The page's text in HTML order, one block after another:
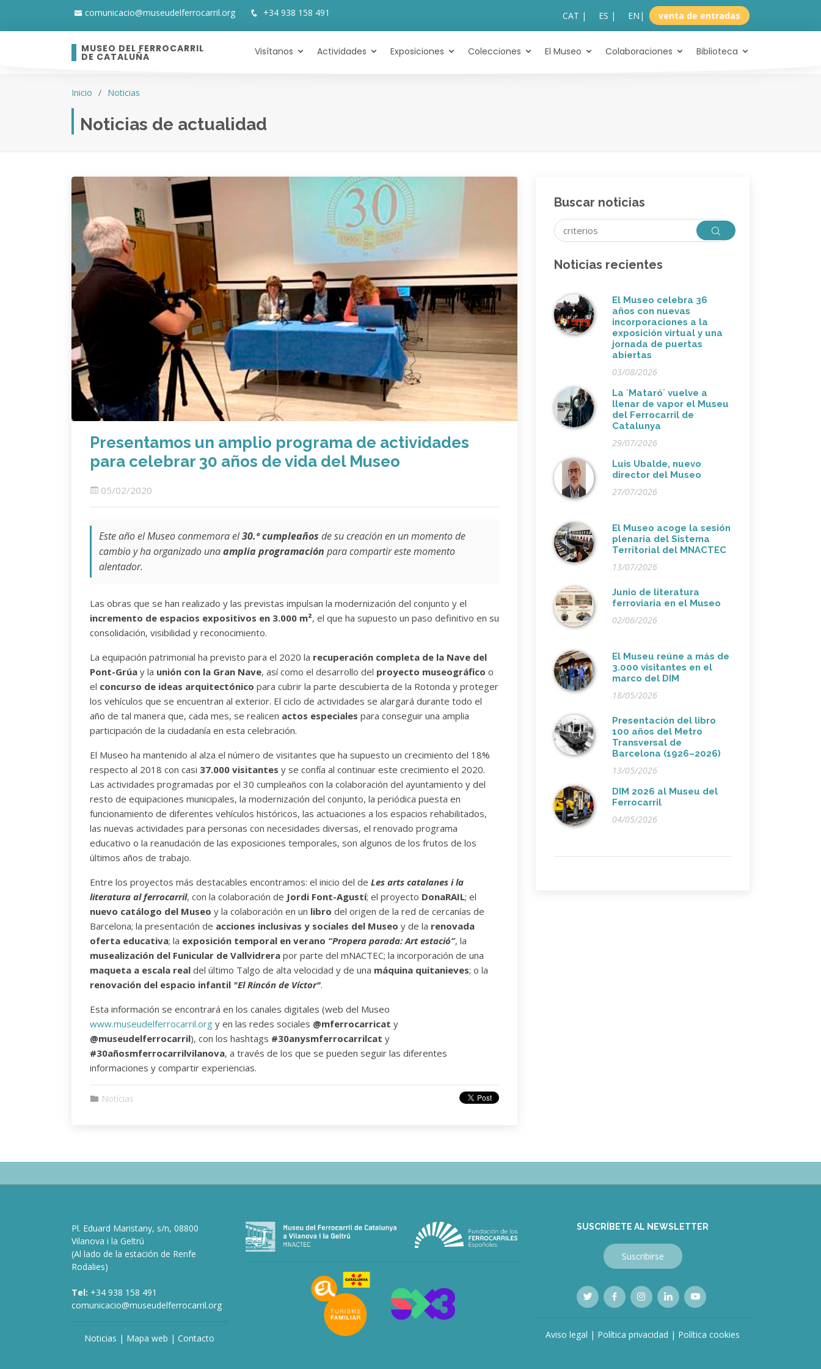
comunicacio@museudelferrocarril.org +34 938 158 491 CAT | ES | EN | venta de entradas
MUSEO DEL FERROCARRIL
DE CATALUÑA Visítanos Actividades Exposiciones Colecciones El Museo Colaboraciones Biblioteca
Inicio Noticias
Noticias de actualidad
Presentamos un amplio programa de actividades
para celebrar 30 años de vida del Museo
05/02/2020
Este año el Museo conmemora el30.º cumpleaños de su creación en un momento de
cambio y ha organizado unaamplia programación para compartir este momento
alentador.
Las obras que se han realizado y las previstas impulsan la modernización del conjunto y el
incremento de espacios expositivos en 3.000 m², el que ha supuesto un paso definitivo en su
consolidación, visibilidad y reconocimiento.
La equipación patrimonial ha previsto para el 2020 la recuperación completa de la Nave del
Pont-Grúa y la unión con la Gran Nave, así como el desarrollo del proyecto museográfico o
el concurso de ideas arquitectónico para cubrir la parte descubierta de la Rotonda y proteger
los vehículos que se encuentran al exterior. El ciclo de actividades se alargará durante todo el
año de tal manera que, cada mes, se realicen actos especiales para conseguir una amplia
participación de la ciudadanía en esta celebración.
El Museo ha mantenido al alza el número de visitantes que ha supuesto un crecimiento del 18%
respecto al 2018 con casi 37.000 visitantes y se confía al continuar este crecimiento el 2020.
Las actividades programadas por el 30 cumpleaños con la colaboración del ayuntamiento y del
resto de equipaciones municipales, la modernización del conjunto, la periódica puesta en
funcionamiento de diferentes vehículos históricos, las actuaciones a los espacios rehabilitados,
las nuevas actividades para personas con necesidades diversas, el renovado programa
educativo o la reanudación de las exposiciones temporales, son algunos de los frutos de los
últimos años de trabajo.
Entre los proyectos más destacables encontramos: el inicio del de Les arts catalanes i la
literatura al ferrocarril, con la colaboración de Jordi Font-Agustí; el proyecto DonaRAIL; el
nuevo catálogo del Museo y la colaboración en un libro del origen de la red de cercanías de
Barcelona; la presentación de acciones inclusivas y sociales del Museo y de la renovada
oferta educativa; la exposición temporal en verano “Propera parada: Art estació”, la
musealización del Funicular de Vallvidrera por parte del mNACTEC; la incorporación de una
maqueta a escala real del último Talgo de alta velocidad y de una máquina quitanieves; o la
renovación del espacio infantil "El Rincón de Víctor".
Esta información se encontrará en los canales digitales (web del Museo
www.museudelferrocarril.org y en las redes sociales @mferrocarricat y
@museudelferrocarril), con los hashtags #30anysmferrocarrilcat y
#30añosmferrocarrilvilanova, a través de los que se pueden seguir las diferentes
informaciones y compartir experiencias.
Notícias
Buscar noticias
Noticias recientes
El Museo celebra 36
años con nuevas
incorporaciones a la
exposición virtual y una
jornada de puertas
abiertas
03/08/2026
La ´Mataró´ vuelve a
llenar de vapor el Museu
del Ferrocarril de
Catalunya
29/07/2026
Luis Ubalde, nuevo
director del Museo
27/07/2026
El Museo acoge la sesión
plenaria del Sistema
Territorial del MNACTEC
13/07/2026
Junio de literatura
ferroviaria en el Museo
02/06/2026
El Museu reúne a más de
3.000 visitantes en el
marco del DIM
18/05/2026
Presentación del libro
100 años del Metro
Transversal de
Barcelona (1926–2026)
13/05/2026
DIM 2026 al Museu del
Ferrocarril
04/05/2026
Pl. Eduard Maristany, s/n, 08800
Vilanova i la Geltrú
(Al lado de la estación de Renfe
Rodalies)
Tel: +34 938 158 491
comunicacio@museudelferrocarril.org
Noticias | Mapa web | Contacto
SUSCRÍBETE AL NEWSLETTER
Suscribirse
Aviso legal | Política privacidad | Política cookies